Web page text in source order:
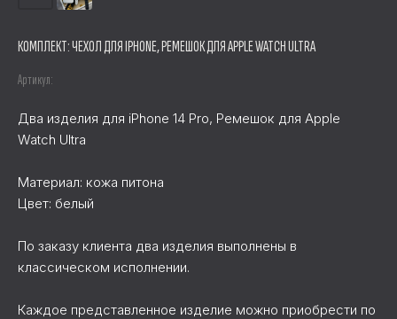
КОМПЛЕКТ: ЧЕХОЛ ДЛЯ IPHONE, РЕМЕШОК ДЛЯ APPLE WATCH ULTRA
Артикул:
Два изделия для iPhone 14 Pro, Ремешок для Apple
Watch Ultra
Материал: кожа питона
Цвет: белый
По заказу клиента два изделия выполнены в
классическом исполнении.
Каждое представленное изделие можно приобрести по